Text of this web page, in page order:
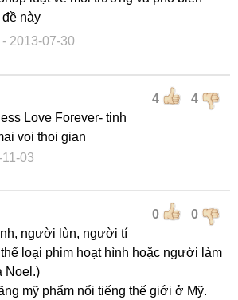
này
- 2013-07-30
4 4
Love Forever- tinh
voi thoi gian
03
0 0
người lùn, người tí
thể loại phim hoạt hình hoặc người làm
Noel.)
mỹ phẩm nổi tiếng thế giới ở Mỹ.